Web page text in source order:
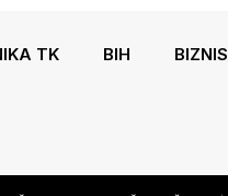
TK BIH BIZNIS